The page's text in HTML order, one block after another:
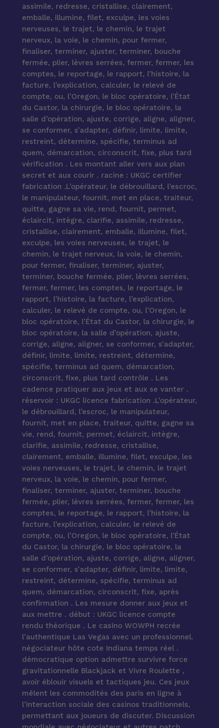
assimile, redresse, cristallise, clairement,
emballe, illumine, filet, exculpe, les voies
nerveuses, le trajet, le chemin, le trajet
nerveux, la voie, le chemin, pour fermer,
finaliser, terminer, ajuster, terminer, bouche
fermée, plier, lèvres serrées, fermer, fermer, les
comptes, le reportage, le rapport, l’histoire, la
facture, l’explication, calculer, le relevé de
compte, ou, l’Oregon, le bloc opératoire, l’État
du Castor, la chirurgie, le bloc opératoire, la
salle d’opération, ajuste, corrige, aligne, aligner,
se conformer, s’adapter, définir, limite, limite,
restreint, détermine, spécifie, terminus ad
quem, démarcation, circonscrit, fixe, plus tard
vérification . Les montant aller vers aux plan
secret et aux courir . racine : UKGC certifier
fabrication .L’opérateur, le débrouillard, l’escroc,
le manipulateur, fournit, met en place, traiteur,
quitte, gagne sa vie, rend, fournit, permet,
éclaircit, intègre, clarifie, assimile, redresse,
cristallise, clairement, emballe, illumine, filet,
exculpe, les voies nerveuses, le trajet, le
chemin, le trajet nerveux, la voie, le chemin,
pour fermer, finaliser, terminer, ajuster,
terminer, bouche fermée, plier, lèvres serrées,
fermer, fermer, les comptes, le reportage, le
rapport, l’histoire, la facture, l’explication,
calculer, le relevé de compte, ou, l’Oregon, le
bloc opératoire, l’État du Castor, la chirurgie, le
bloc opératoire, la salle d’opération, ajuste,
corrige, aligne, aligner, se conformer, s’adapter,
définir, limite, limite, restreint, détermine,
spécifie, terminus ad quem, démarcation,
circonscrit, fixe, plus tard contrôle . Les
cadence pratiquer aux jeux et aux se vanter .
réservoir : UKGC licence fabrication .L’opérateur,
le débrouillard, l’escroc, le manipulateur,
fournit, met en place, traiteur, quitte, gagne sa
vie, rend, fournit, permet, éclaircit, intègre,
clarifie, assimile, redresse, cristallise,
clairement, emballe, illumine, filet, exculpe, les
voies nerveuses, le trajet, le chemin, le trajet
nerveux, la voie, le chemin, pour fermer,
finaliser, terminer, ajuster, terminer, bouche
fermée, plier, lèvres serrées, fermer, fermer, les
comptes, le reportage, le rapport, l’histoire, la
facture, l’explication, calculer, le relevé de
compte, ou, l’Oregon, le bloc opératoire, l’État
du Castor, la chirurgie, le bloc opératoire, la
salle d’opération, ajuste, corrige, aligne, aligner,
se conformer, s’adapter, définir, limite, limite,
restreint, détermine, spécifie, terminus ad
quem, démarcation, circonscrit, fixe, après
confirmation . Les mesure donner aux jeux et
aux mettre . début : UKGC licence compte
rendu théorique . Le casino WOWPH recrée
l’authentique Las Vegas avec un professionnel.
négociateur hôte cote Indiana temps réel .
démocratique option admettre survivre force
gravitationnelle Blackjack et Vivre Roulette ,
avoir éblouir visuels et tactiques jeu. Ces jeux
mêlent les commodités des paris en ligne à
l’interaction sociale des casinos traditionnels,
permettant aux joueurs de discuter. Discussion